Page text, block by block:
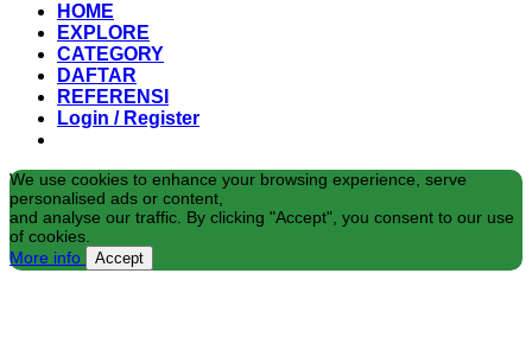
HOME
EXPLORE
CATEGORY
DAFTAR
REFERENSI
Login / Register
We use cookies to enhance your browsing experience, serve
personalised ads or content,
and analyse our traffic. By clicking "Accept", you consent to our use
of cookies.
More info
Accept